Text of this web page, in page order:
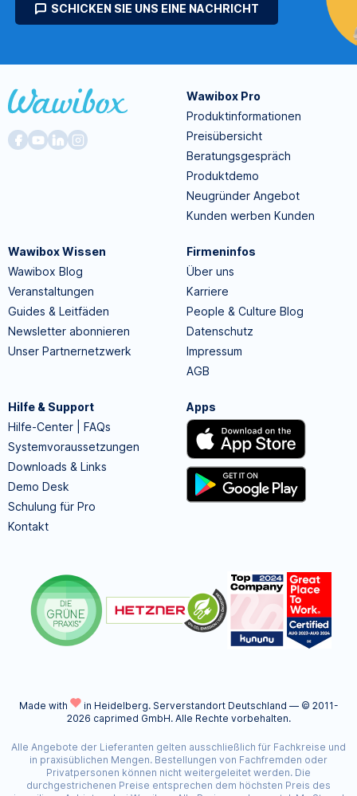
SCHICKEN SIE UNS EINE NACHRICHT
Wawibox Pro
Produktinformationen
Preisübersicht
Beratungsgespräch
Produktdemo
Neugründer Angebot
Kunden werben Kunden
Wawibox Wissen
Wawibox Blog
Veranstaltungen
Guides & Leitfäden
Newsletter abonnieren
Unser Partnernetzwerk
Firmeninfos
Über uns
Karriere
People & Culture Blog
Datenschutz
Impressum
AGB
Hilfe & Support
Hilfe-Center | FAQs
Systemvoraussetzungen
Downloads & Links
Demo Desk
Schulung für Pro
Kontakt
Apps
Made with in Heidelberg. Serverstandort Deutschland — © 2011-
2026 caprimed GmbH. Alle Rechte vorbehalten.
Alle Angebote der Lieferanten gelten ausschließlich für Fachkreise und
in praxisüblichen Mengen. Bestellungen von Fachfremden oder
Privatpersonen können nicht weitergeleitet werden. Die
durchgestrichenen Preise entsprechen dem höchsten Preis des